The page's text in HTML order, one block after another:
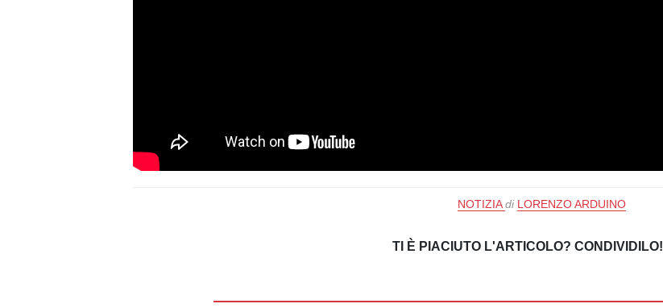
NOTIZIA di LORENZO ARDUINO
TI È PIACIUTO L'ARTICOLO? CONDIVIDILO!